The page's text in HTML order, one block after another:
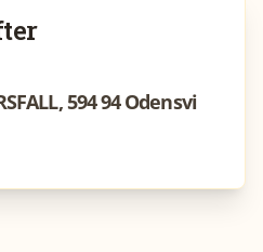
594 94 Odensvi